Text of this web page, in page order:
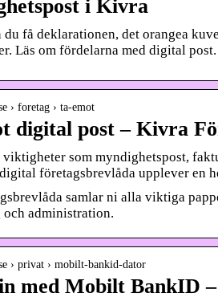
i Kivra
få deklarationen, det orangea
Läs om fördelarna med digital post.
› foretag › ta-emot
digital post – Kivra
viktigheter som myndighetspost,
företagsbrevlåda upplever en
samlar ni alla viktiga
administration.
› privat › mobilt-bankid-dator
med Mobilt BankID